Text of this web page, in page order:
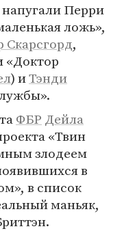
Перри
ложь»,
Скарсгорд,
«Доктор
) иТэнди
ФБР Дейла
«Твин
злодеем
в
в список
маньяк,